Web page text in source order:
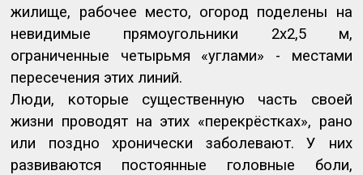
жилище, рабочее место, огород поделены на
невидимые прямоугольники 2х2,5 м,
ограниченные четырьмя «углами» - местами
пересечения этих линий.
Люди, которые существенную часть своей
жизни проводят на этих «перекрёстках», рано
или поздно хронически заболевают. У них
развиваются постоянные головные боли,